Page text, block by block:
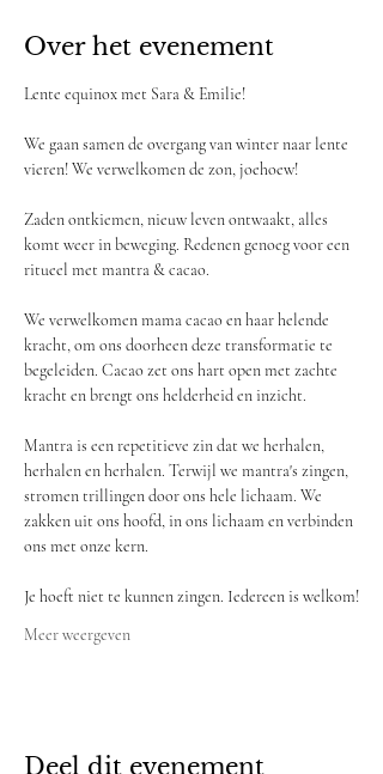
Over het evenement
Lente equinox met Sara & Emilie!
We gaan samen de overgang van winter naar lente
vieren! We verwelkomen de zon, joehoew!
Zaden ontkiemen, nieuw leven ontwaakt, alles
komt weer in beweging. Redenen genoeg voor een
ritueel met mantra & cacao.
We verwelkomen mama cacao en haar helende
kracht, om ons doorheen deze transformatie te
begeleiden. Cacao zet ons hart open met zachte
kracht en brengt ons helderheid en inzicht.
Mantra is een repetitieve zin dat we herhalen,
herhalen en herhalen. Terwijl we mantra's zingen,
stromen trillingen door ons hele lichaam. We
zakken uit ons hoofd, in ons lichaam en verbinden
ons met onze kern.
Je hoeft niet te kunnen zingen. Iedereen is welkom!
Meer weergeven
Deel dit evenement